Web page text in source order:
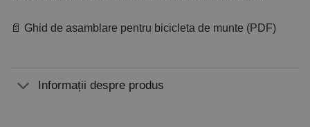
📄 Ghid de asamblare pentru bicicleta de munte (PDF)
Informații despre produs